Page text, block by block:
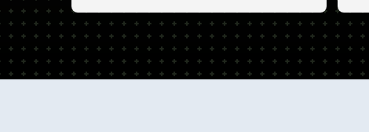
qualité et les prix sont abordables. 💕😊